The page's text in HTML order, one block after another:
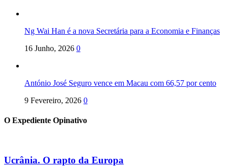
Ng Wai Han é a nova Secretária para a Economia e Finanças
16 Junho, 2026 0
António José Seguro vence em Macau com 66,57 por cento
9 Fevereiro, 2026 0
O Expediente Opinativo
Ucrânia. O rapto da Europa